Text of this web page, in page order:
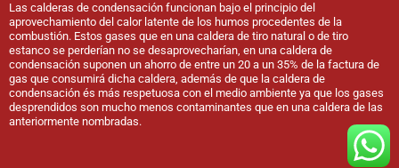
Las calderas de condensación funcionan bajo el principio del
aprovechamiento del calor latente de los humos procedentes de la
combustión. Estos gases que en una caldera de tiro natural o de tiro
estanco se perderían no se desaprovecharían, en una caldera de
condensación suponen un ahorro de entre un 20 a un 35% de la factura de
gas que consumirá dicha caldera, además de que la caldera de
condensación és más respetuosa con el medio ambiente ya que los gases
desprendidos son mucho menos contaminantes que en una caldera de las
anteriormente nombradas.